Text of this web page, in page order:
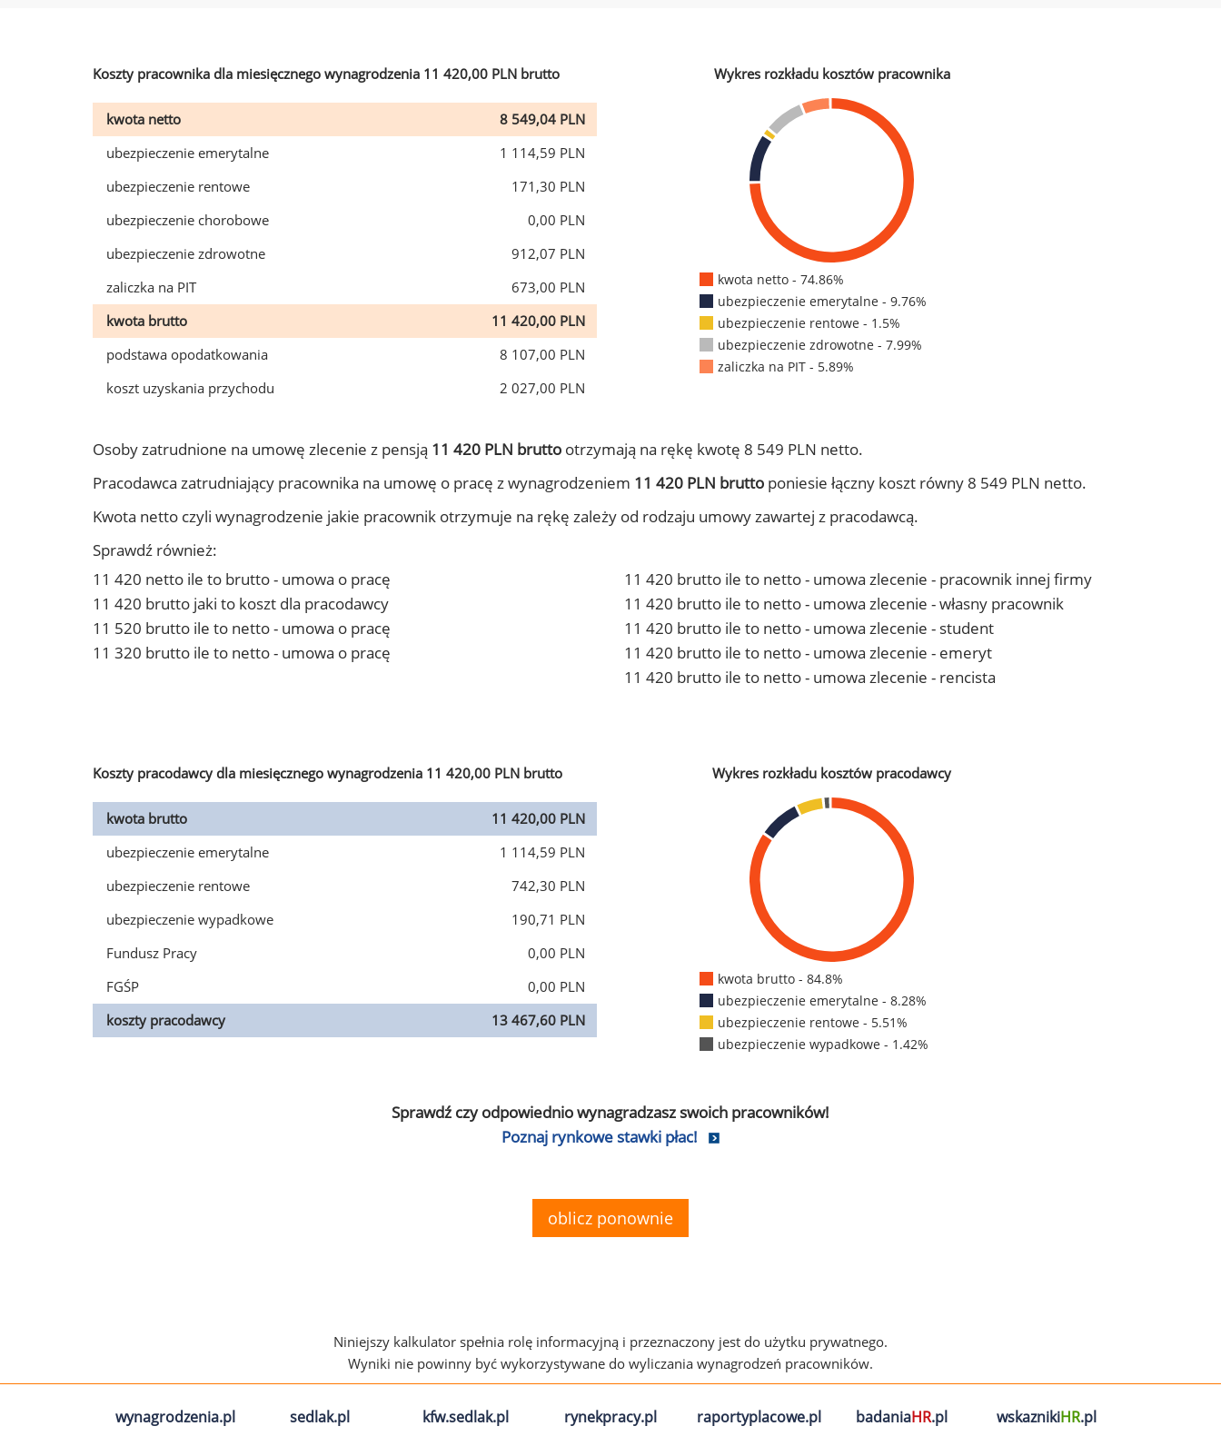
Koszty pracownika dla miesięcznego wynagrodzenia 11 420,00 PLN brutto
kwota netto
8 549,04 PLN
ubezpieczenie emerytalne
1 114,59 PLN
ubezpieczenie rentowe
171,30 PLN
ubezpieczenie chorobowe
0,00 PLN
ubezpieczenie zdrowotne
912,07 PLN
zaliczka na PIT
673,00 PLN
kwota brutto
11 420,00 PLN
podstawa opodatkowania
8 107,00 PLN
koszt uzyskania przychodu
2 027,00 PLN
Wykres rozkładu kosztów pracownika
kwota netto - 74.86%
ubezpieczenie emerytalne - 9.76%
ubezpieczenie rentowe - 1.5%
ubezpieczenie zdrowotne - 7.99%
zaliczka na PIT - 5.89%
Osoby zatrudnione na umowę zlecenie z pensją 11 420 PLN brutto otrzymają na rękę kwotę 8 549 PLN netto.
Pracodawca zatrudniający pracownika na umowę o pracę z wynagrodzeniem 11 420 PLN brutto poniesie łączny koszt równy 8 549 PLN netto.
Kwota netto czyli wynagrodzenie jakie pracownik otrzymuje na rękę zależy od rodzaju umowy zawartej z pracodawcą.
Sprawdź również:
11 420 netto ile to brutto - umowa o pracę
11 420 brutto jaki to koszt dla pracodawcy
11 520 brutto ile to netto - umowa o pracę
11 320 brutto ile to netto - umowa o pracę
11 420 brutto ile to netto - umowa zlecenie - pracownik innej firmy
11 420 brutto ile to netto - umowa zlecenie - własny pracownik
11 420 brutto ile to netto - umowa zlecenie - student
11 420 brutto ile to netto - umowa zlecenie - emeryt
11 420 brutto ile to netto - umowa zlecenie - rencista
Koszty pracodawcy dla miesięcznego wynagrodzenia 11 420,00 PLN brutto
kwota brutto
11 420,00 PLN
ubezpieczenie emerytalne
1 114,59 PLN
ubezpieczenie rentowe
742,30 PLN
ubezpieczenie wypadkowe
190,71 PLN
Fundusz Pracy
0,00 PLN
FGŚP
0,00 PLN
koszty pracodawcy
13 467,60 PLN
Wykres rozkładu kosztów pracodawcy
kwota brutto - 84.8%
ubezpieczenie emerytalne - 8.28%
ubezpieczenie rentowe - 5.51%
ubezpieczenie wypadkowe - 1.42%
Sprawdź czy odpowiednio wynagradzasz swoich pracowników!
Poznaj rynkowe stawki płac!
oblicz ponownie
Niniejszy kalkulator spełnia rolę informacyjną i przeznaczony jest do użytku prywatnego.
Wyniki nie powinny być wykorzystywane do wyliczania wynagrodzeń pracowników.
wynagrodzenia.pl sedlak.pl kfw.sedlak.pl rynekpracy.pl raportyplacowe.pl badaniaHR.pl wskaznikiHR.pl